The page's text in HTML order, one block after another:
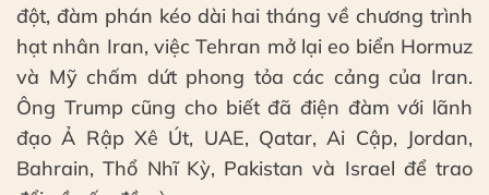
đột, đàm phán kéo dài hai tháng về chương trình
hạt nhân Iran, việc Tehran mở lại eo biển Hormuz
và Mỹ chấm dứt phong tỏa các cảng của Iran.
Ông Trump cũng cho biết đã điện đàm với lãnh
đạo Ả Rập Xê Út, UAE, Qatar, Ai Cập, Jordan,
Bahrain, Thổ Nhĩ Kỳ, Pakistan và Israel để trao